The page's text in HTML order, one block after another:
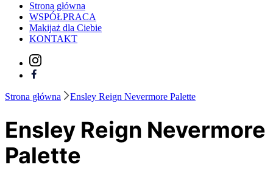
Strona główna
WSPÓŁPRACA
Makijaż dla Ciebie
KONTAKT
Strona główna Ensley Reign Nevermore Palette
Ensley Reign Nevermore
Palette